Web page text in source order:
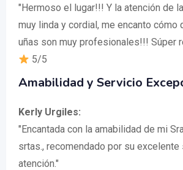
"Hermoso el lugar!!! Y la atención de
muy linda y cordial, me encanto cómo
uñas son muy profesionales!!! Súper
5/5
Amabilidad y Servicio
Kerly Urgiles:
"Encantada con la amabilidad de mi
srtas., recomendado por su
atención."